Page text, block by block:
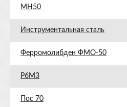
МН50
Инструментальная сталь
Ферромолибден ФМО-50
Р6М3
Пос 70